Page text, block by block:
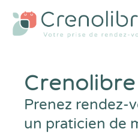
Crenolibre
Prenez rendez-
un praticien de